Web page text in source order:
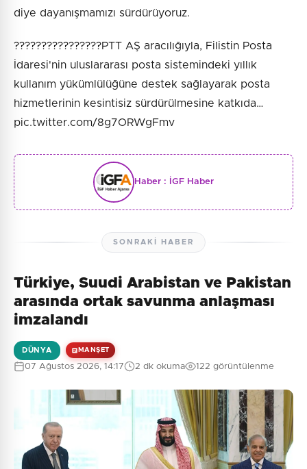
diye dayanışmamızı sürdürüyoruz.
????????????????PTT AŞ aracılığıyla, Filistin Posta
İdaresi'nin uluslararası posta sistemindeki yıllık
kullanım yükümlülüğüne destek sağlayarak posta
hizmetlerinin kesintisiz sürdürülmesine katkıda…
pic.twitter.com/8g7ORWgFmv
Haber : İGF Haber
SONRAKI HABER
Türkiye, Suudi Arabistan ve Pakistan
arasında ortak savunma anlaşması
imzalandı
DÜNYA MANŞET
07 Ağustos 2026, 14:17 2 dk okuma 122 görüntülenme